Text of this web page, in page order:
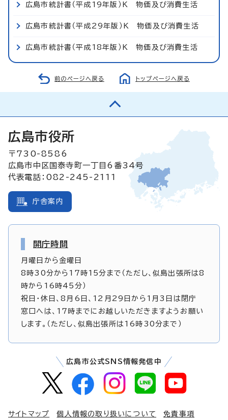
広島市統計書（平成19年版）K 物価及び消費生活
広島市統計書（平成29年版）K 物価及び消費生活
広島市統計書（平成18年版）K 物価及び消費生活
前のページへ戻る トップページへ戻る
広島市役所
〒730-8586
広島市中区国泰寺町一丁目6番34号
代表電話：082-245-2111
庁舎案内
開庁時間
月曜日から金曜日
8時30分から17時15分まで（ただし、似島出張所は8
時から16時45分）
祝日・休日、8月6日、12月29日から1月3日は閉庁
窓口へは、17時までにお越しいただきますようお願い
します。（ただし、似島出張所は16時30分まで）
広島市公式SNS情報発信中
サイトマップ 個人情報の取り扱いについて 免責事項